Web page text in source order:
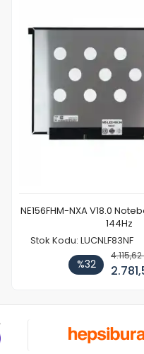
NE156FHM-NXA V18.0
144Hz
Stok Kodu: LUCNLF83NF
%32
4.115,62